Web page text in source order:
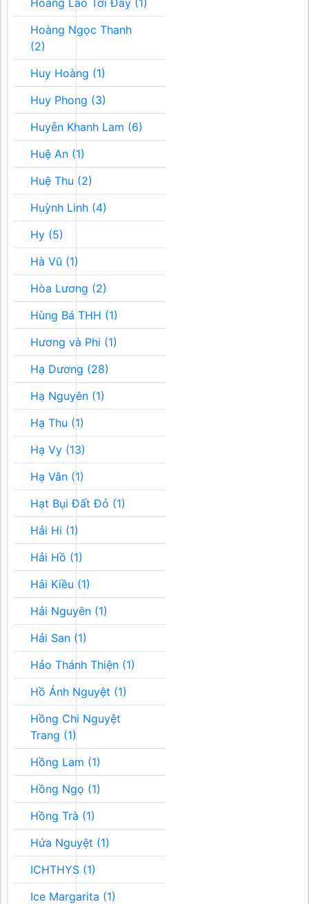
Hoàng Lão Tới Đây (1)
Hoàng Ngọc Thanh
(2)
Huy Hoàng (1)
Huy Phong (3)
Huyễn Khanh Lam (6)
Huệ An (1)
Huệ Thu (2)
Huỳnh Linh (4)
Hy (5)
Hà Vũ (1)
Hòa Lương (2)
Hùng Bá THH (1)
Hương và Phi (1)
Hạ Dương (28)
Hạ Nguyên (1)
Hạ Thu (1)
Hạ Vy (13)
Hạ Vân (1)
Hạt Bụi Đất Đỏ (1)
Hải Hi (1)
Hải Hồ (1)
Hải Kiều (1)
Hải Nguyên (1)
Hải San (1)
Hảo Thánh Thiện (1)
Hồ Ánh Nguyệt (1)
Hồng Chi Nguyệt
Trang (1)
Hồng Lam (1)
Hồng Ngọ (1)
Hồng Trà (1)
Hứa Nguyệt (1)
ICHTHYS (1)
Ice Margarita (1)